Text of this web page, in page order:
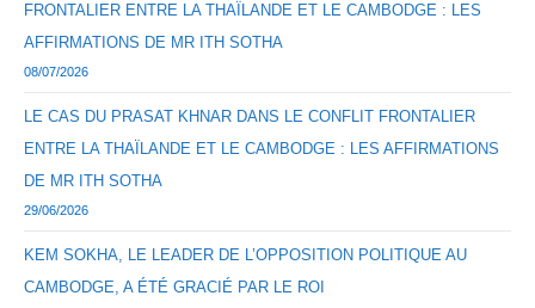
FRONTALIER ENTRE LA THAÏLANDE ET LE CAMBODGE : LES
AFFIRMATIONS DE MR ITH SOTHA
08/07/2026
LE CAS DU PRASAT KHNAR DANS LE CONFLIT FRONTALIER
ENTRE LA THAÏLANDE ET LE CAMBODGE : LES AFFIRMATIONS
DE MR ITH SOTHA
29/06/2026
KEM SOKHA, LE LEADER DE L’OPPOSITION POLITIQUE AU
CAMBODGE, A ÉTÉ GRACIÉ PAR LE ROI